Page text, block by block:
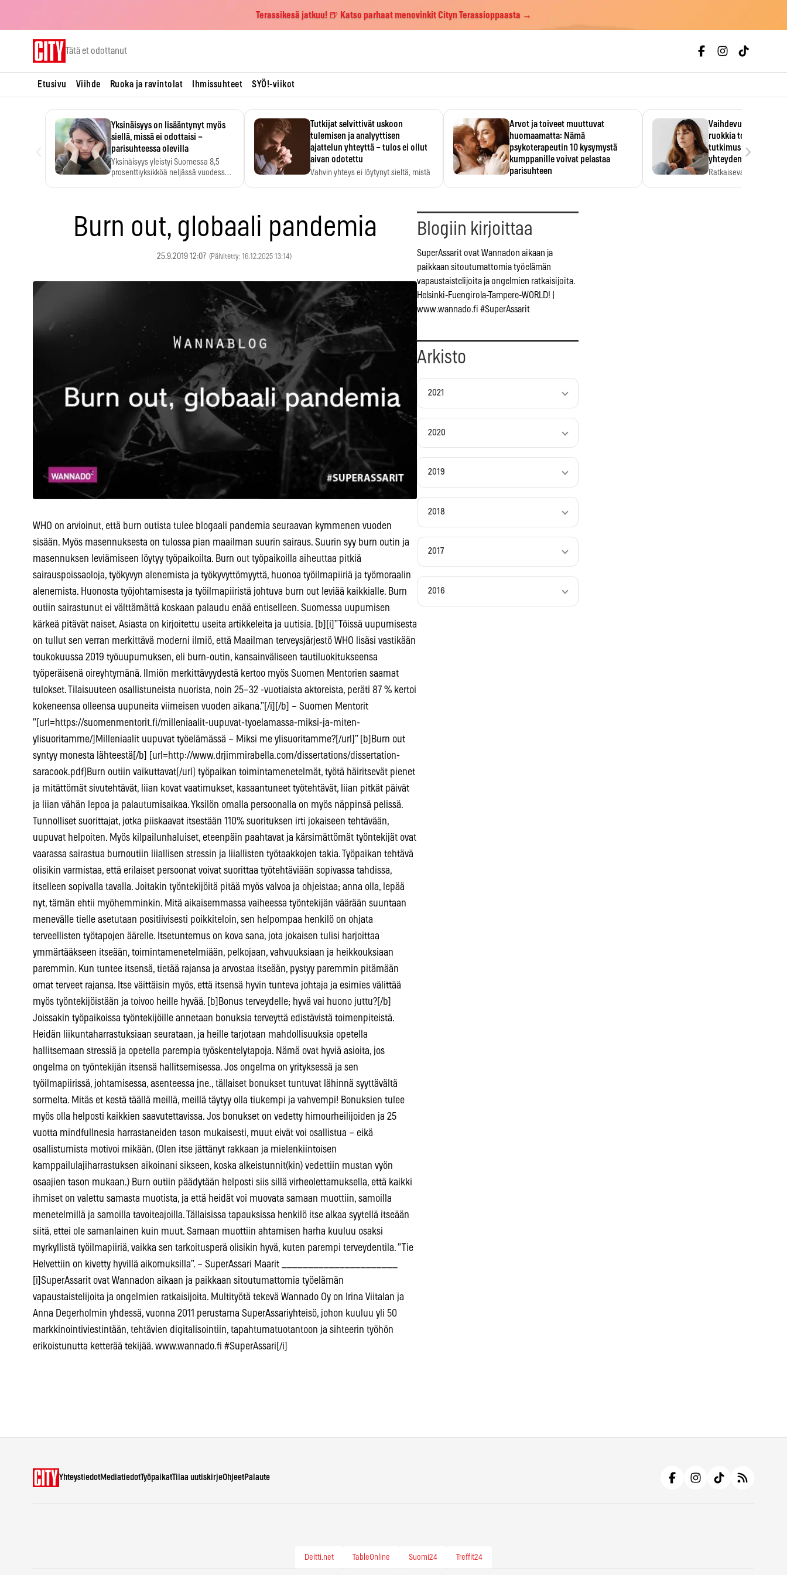
Terassikesä jatkuu! 🍺 Katso parhaat menovinkit Cityn Terassioppaasta →
Tätä et odottanut
Etusivu Viihde Ruoka ja ravintolat Ihmissuhteet SYÖ!-viikot
Yksinäisyys on lisääntynyt myös
siellä, missä ei odottaisi –
parisuhteessa olevilla
Yksinäisyys yleistyi Suomessa 8,5
prosenttiyksikköä neljässä vuodessa.
Tutkijat selvittivät uskoon
tulemisen ja analyyttisen
ajattelun yhteyttä – tulos ei ollut
aivan odotettu
Vahvin yhteys ei löytynyt sieltä, mistä
Arvot ja toiveet muuttuvat
huomaamatta: Nämä
psykoterapeutin 10 kysymystä
kumppanille voivat pelastaa
parisuhteen
Vaihdevuodet ja
ruokkia toisiaan –
tutkimus paljasti
yhteyden
Ratkaiseva tekijä ei
›
Burn out, globaali pandemia
25.9.2019 12:07 (Päivitetty: 16.12.2025 13:14)
WHO on arvioinut, että burn outista tulee blogaali pandemia seuraavan kymmenen vuoden
sisään. Myös masennuksesta on tulossa pian maailman suurin sairaus. Suurin syy burn outin ja
masennuksen leviämiseen löytyy työpaikoilta. Burn out työpaikoilla aiheuttaa pitkiä
sairauspoissaoloja, työkyvyn alenemista ja työkyvyttömyyttä, huonoa työilmapiiriä ja työmoraalin
alenemista. Huonosta työjohtamisesta ja työilmapiiristä johtuva burn out leviää kaikkialle. Burn
outiin sairastunut ei välttämättä koskaan palaudu enää entiselleen. Suomessa uupumisen
kärkeä pitävät naiset. Asiasta on kirjoitettu useita artikkeleita ja uutisia. [b][i]”Töissä uupumisesta
on tullut sen verran merkittävä moderni ilmiö, että Maailman terveysjärjestö WHO lisäsi vastikään
toukokuussa 2019 työuupumuksen, eli burn-outin, kansainväliseen tautiluokitukseensa
työperäisenä oireyhtymänä. Ilmiön merkittävyydestä kertoo myös Suomen Mentorien saamat
tulokset. Tilaisuuteen osallistuneista nuorista, noin 25–32 -vuotiaista aktoreista, peräti 87 % kertoi
kokeneensa olleensa uupuneita viimeisen vuoden aikana.”[/i][/b] – Suomen Mentorit
”[url=https://suomenmentorit.fi/milleniaalit-uupuvat-tyoelamassa-miksi-ja-miten-
ylisuoritamme/]Milleniaalit uupuvat työelämässä – Miksi me ylisuoritamme?[/url]” [b]Burn out
syntyy monesta lähteestä[/b] [url=http://www.drjimmirabella.com/dissertations/dissertation-
saracook.pdf]Burn outiin vaikuttavat[/url] työpaikan toimintamenetelmät, työtä häiritsevät pienet
ja mitättömät sivutehtävät, liian kovat vaatimukset, kasaantuneet työtehtävät, liian pitkät päivät
ja liian vähän lepoa ja palautumisaikaa. Yksilön omalla persoonalla on myös näppinsä pelissä.
Tunnolliset suorittajat, jotka piiskaavat itsestään 110% suorituksen irti jokaiseen tehtävään,
uupuvat helpoiten. Myös kilpailunhaluiset, eteenpäin paahtavat ja kärsimättömät työntekijät ovat
vaarassa sairastua burnoutiin liiallisen stressin ja liiallisten työtaakkojen takia. Työpaikan tehtävä
olisikin varmistaa, että erilaiset persoonat voivat suorittaa työtehtäviään sopivassa tahdissa,
itselleen sopivalla tavalla. Joitakin työntekijöitä pitää myös valvoa ja ohjeistaa; anna olla, lepää
nyt, tämän ehtii myöhemminkin. Mitä aikaisemmassa vaiheessa työntekijän väärään suuntaan
menevälle tielle asetutaan positiivisesti poikkiteloin, sen helpompaa henkilö on ohjata
terveellisten työtapojen äärelle. Itsetuntemus on kova sana, jota jokaisen tulisi harjoittaa
ymmärtääkseen itseään, toimintamenetelmiään, pelkojaan, vahvuuksiaan ja heikkouksiaan
paremmin. Kun tuntee itsensä, tietää rajansa ja arvostaa itseään, pystyy paremmin pitämään
omat terveet rajansa. Itse väittäisin myös, että itsensä hyvin tunteva johtaja ja esimies välittää
myös työntekijöistään ja toivoo heille hyvää. [b]Bonus terveydelle; hyvä vai huono juttu?[/b]
Joissakin työpaikoissa työntekijöille annetaan bonuksia terveyttä edistävistä toimenpiteistä.
Heidän liikuntaharrastuksiaan seurataan, ja heille tarjotaan mahdollisuuksia opetella
hallitsemaan stressiä ja opetella parempia työskentelytapoja. Nämä ovat hyviä asioita, jos
ongelma on työntekijän itsensä hallitsemisessa. Jos ongelma on yrityksessä ja sen
työilmapiirissä, johtamisessa, asenteessa jne., tällaiset bonukset tuntuvat lähinnä syyttävältä
sormelta. Mitäs et kestä täällä meillä, meillä täytyy olla tiukempi ja vahvempi! Bonuksien tulee
myös olla helposti kaikkien saavutettavissa. Jos bonukset on vedetty himourheilijoiden ja 25
vuotta mindfullnesia harrastaneiden tason mukaisesti, muut eivät voi osallistua – eikä
osallistumista motivoi mikään. (Olen itse jättänyt rakkaan ja mielenkiintoisen
kamppailulajiharrastuksen aikoinani sikseen, koska alkeistunnit(kin) vedettiin mustan vyön
osaajien tason mukaan.) Burn outiin päädytään helposti siis sillä virheolettamuksella, että kaikki
ihmiset on valettu samasta muotista, ja että heidät voi muovata samaan muottiin, samoilla
menetelmillä ja samoilla tavoiteajoilla. Tällaisissa tapauksissa henkilö itse alkaa syytellä itseään
siitä, ettei ole samanlainen kuin muut. Samaan muottiin ahtamisen harha kuuluu osaksi
myrkyllistä työilmapiiriä, vaikka sen tarkoitusperä olisikin hyvä, kuten parempi terveydentila. ”Tie
Helvettiin on kivetty hyvillä aikomuksilla”. – SuperAssari Maarit ______________________
[i]SuperAssarit ovat Wannadon aikaan ja paikkaan sitoutumattomia työelämän
vapaustaistelijoita ja ongelmien ratkaisijoita. Multityötä tekevä Wannado Oy on Irina Viitalan ja
Anna Degerholmin yhdessä, vuonna 2011 perustama SuperAssariyhteisö, johon kuuluu yli 50
markkinointiviestintään, tehtävien digitalisointiin, tapahtumatuotantoon ja sihteerin työhön
erikoistunutta ketterää tekijää. www.wannado.fi #SuperAssari[/i]
Blogiin kirjoittaa
SuperAssarit ovat Wannadon aikaan ja
paikkaan sitoutumattomia työelämän
vapaustaistelijoita ja ongelmien ratkaisijoita.
Helsinki-Fuengirola-Tampere-WORLD! |
www.wannado.fi #SuperAssarit
Arkisto
2021
2020
2019
2018
2017
2016
YhteystiedotMediatiedotTyöpaikatTilaa uutiskirjeOhjeetPalaute
Deitti.net TableOnline Suomi24 Treffit24